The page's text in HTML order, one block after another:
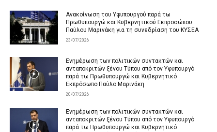
Ανακοίνωση του Υφυπουργού παρά τω
Πρωθυπουργώ και Κυβερνητικού Εκπροσώπου
Παύλου Μαρινάκη για τη συνεδρίαση του ΚΥΣΕΑ
23/07/2026
Ενημέρωση των πολιτικών συντακτών και
ανταποκριτών ξένου Τύπου από τον Υφυπουργό
παρά τω Πρωθυπουργώ και Κυβερνητικό
Εκπρόσωπο Παύλο Μαρινάκη
20/07/2026
Ενημέρωση των πολιτικών συντακτών και
ανταποκριτών ξένου Τύπου από τον Υφυπουργό
παρά τω Πρωθυπουργώ και Κυβερνητικό